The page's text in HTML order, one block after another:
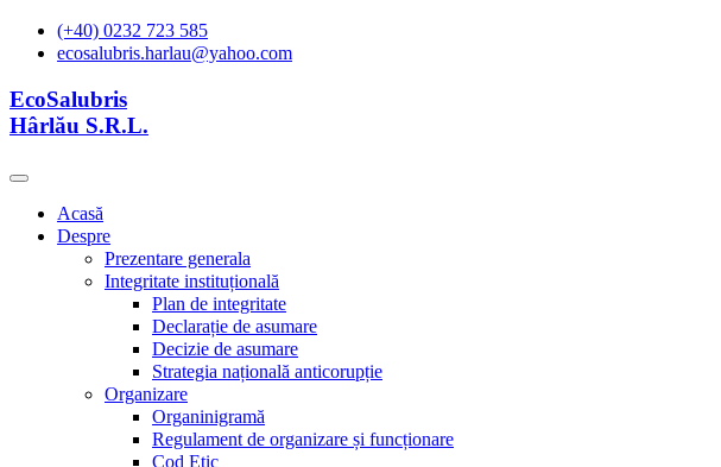
(+40) 0232 723 585
ecosalubris.harlau@yahoo.com
EcoSalubris
Hârlău S.R.L.
Acasă
Despre
Prezentare generala
Integritate instituțională
Plan de integritate
Declarație de asumare
Decizie de asumare
Strategia națională anticorupție
Organizare
Organinigramă
Regulament de organizare și funcționare
Cod Etic